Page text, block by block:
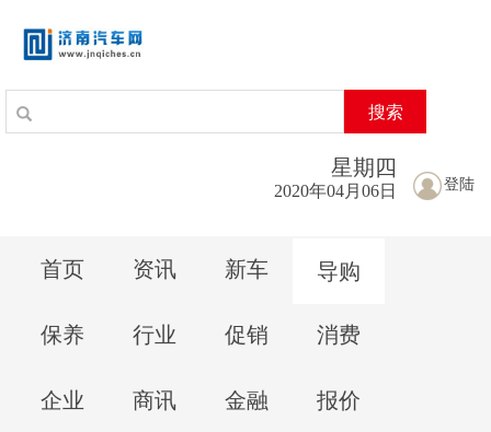
搜索
登陆
星期 四
2020年04月06日
首页 资讯 新车 导购
保养 行业 促销 消费
企业 商讯 金融 报价